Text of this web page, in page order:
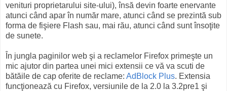
venituri proprietarului site-ului), însă devin foarte enervante
atunci când apar în număr mare, atunci când se prezintă sub
forma de fişiere Flash sau, mai rău, atunci când sunt însoţite
de sunete.
În jungla paginilor web şi a reclamelor Firefox primeşte un
mic ajutor din partea unei mici extensii ce vă va scuti de
bătăile de cap oferite de reclame: AdBlock Plus. Extensia
funcţionează cu Firefox, versiunile de la 2.0 la 3.2pre1 şi